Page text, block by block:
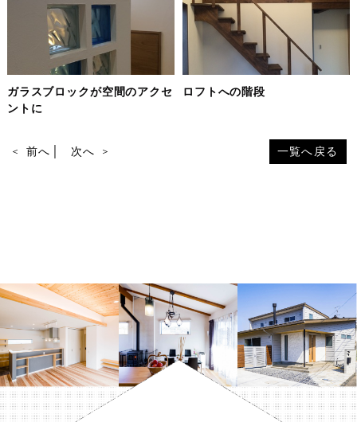
ガラスブロックが空間のアクセ
ントに
ロフトへの階段
前へ 次へ 一覧へ戻る